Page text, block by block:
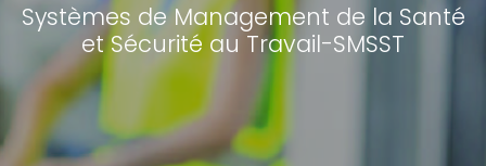
Systèmes de Management de la Santé
et Sécurité au Travail-SMSST